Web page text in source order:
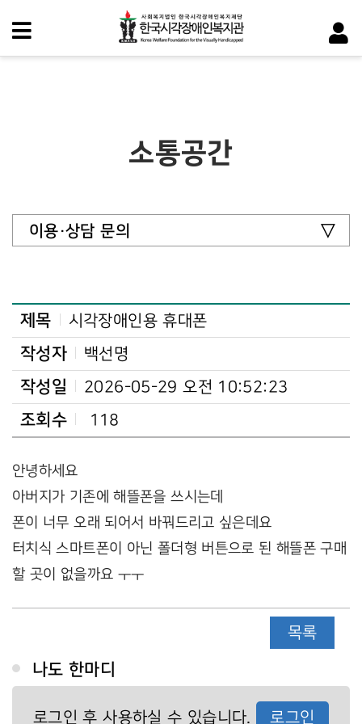
소통공간
이용·상담 문의
제목 시각장애인용 휴대폰
작성자 백선명
작성일 2026-05-29 오전 10:52:23
조회수 118
안녕하세요
아버지가 기존에 해뜰폰을 쓰시는데
폰이 너무 오래 되어서 바꿔드리고 싶은데요
터치식 스마트폰이 아닌 폴더형 버튼으로 된 해뜰폰 구매
할 곳이 없을까요 ㅜㅜ
목록
나도 한마디
로그인 후 사용하실 수 있습니다. 로그인